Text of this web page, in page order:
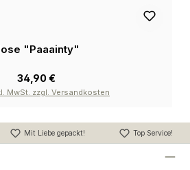
"Paaainty"
34,90 €
MwSt. zzgl. Versandkosten
Mit Liebe gepackt! Top Service!